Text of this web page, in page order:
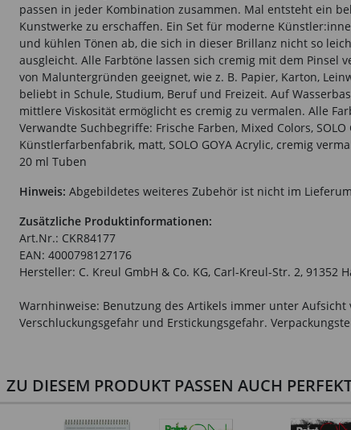
passen in jeder Kombination zusammen. Mal entsteht ein
Kunstwerke zu erschaffen. Ein Set für moderne
und kühlen Tönen ab, die sich in dieser Brillanz nicht so
ausgleicht. Alle Farbtöne lassen sich cremig mit dem
von Maluntergründen geeignet, wie z. B. Papier, Karton,
beliebt in Schule, Studium, Beruf und Freizeit. Auf
mittlere Viskosität ermöglicht es cremig zu vermalen. Alle
Verwandte Suchbegriffe: Frische Farben, Mixed Colors,
Künstlerfarbenfabrik, matt, SOLO GOYA Acrylic, cremig
20 ml Tuben
Hinweis: Abgebildetes weiteres Zubehör ist nicht im
Zusätzliche Produktinformationen:
Art.Nr.: CKR84177
EAN: 4000798127176
Hersteller: C. Kreul GmbH & Co. KG, Carl-Kreul-Str. 2,
Warnhinweise: Benutzung des Artikels immer unter
Verschluckungsgefahr und Erstickungsgefahr.
ZU DIESEM PRODUKT PASSEN AUCH